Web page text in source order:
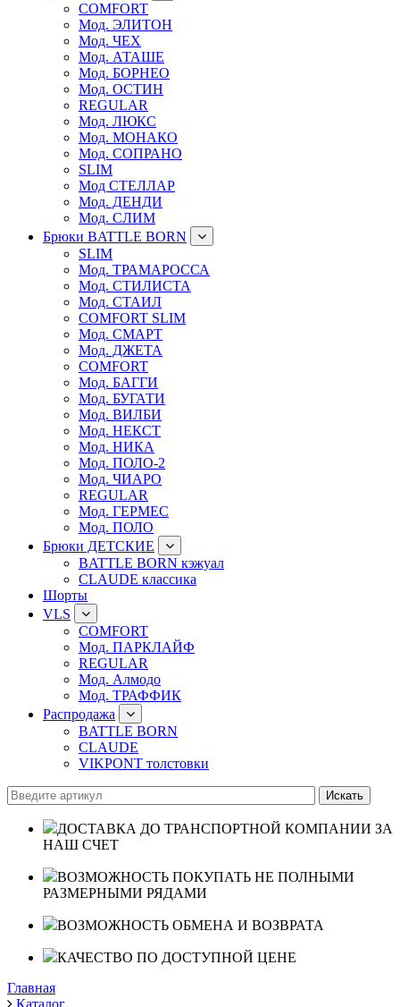
COMFORT
Мод. ЭЛИТОН
Мод. ЧЕХ
Мод. АТАШЕ
Мод. БОРНЕО
Мод. ОСТИН
REGULAR
Мод. ЛЮКС
Мод. МОНАКО
Мод. СОПРАНО
SLIM
Мод СТЕЛЛАР
Мод. ДЕНДИ
Мод. СЛИМ
Брюки BATTLE BORN
SLIM
Мод. ТРАМАРОССА
Мод. СТИЛИСТА
Мод. СТАИЛ
COMFORT SLIM
Мод. СМАРТ
Мод. ДЖЕТА
COMFORT
Мод. БАГГИ
Мод. БУГАТИ
Мод. ВИЛБИ
Мод. НЕКСТ
Мод. НИКА
Мод. ПОЛО-2
Мод. ЧИАРО
REGULAR
Мод. ГЕРМЕС
Мод. ПОЛО
Брюки ДЕТСКИЕ
BATTLE BORN кэжуал
CLAUDE классика
Шорты
VLS
COMFORT
Мод. ПАРКЛАЙФ
REGULAR
Мод. Алмодо
Мод. ТРАФФИК
Распродажа
BATTLE BORN
CLAUDE
VIKPONT толстовки
ДОСТАВКА ДО ТРАНСПОРТНОЙ КОМПАНИИ ЗА
НАШ СЧЕТ
ВОЗМОЖНОСТЬ ПОКУПАТЬ НЕ ПОЛНЫМИ
РАЗМЕРНЫМИ РЯДАМИ
ВОЗМОЖНОСТЬ ОБМЕНА И ВОЗВРАТА
КАЧЕСТВО ПО ДОСТУПНОЙ ЦЕНЕ
Главная
Каталог